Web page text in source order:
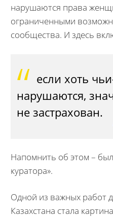
нарушаются права
ограниченными
сообщества. И здесь
если хоть
нарушаются,
не застрахован.
Напомнить об этом –
куратора».
Одной из важных работ
Казахстана стала картина